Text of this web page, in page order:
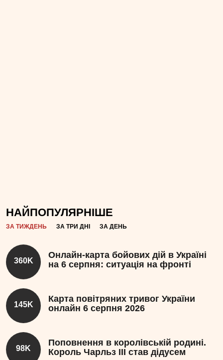
НАЙПОПУЛЯРНІШЕ
ЗА ТИЖДЕНЬ ЗА ТРИ ДНІ ЗА ДЕНЬ
360K
Онлайн-карта бойових дій в Україні
на 6 серпня: ситуація на фронті
145K
Карта повітряних тривог України
онлайн 6 серпня 2026
98K
Поповнення в королівській родині.
Король Чарльз III став дідусем